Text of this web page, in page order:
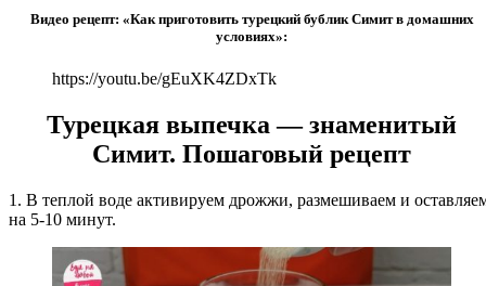
Видео рецепт: «Как приготовить турецкий бублик Симит в домашних
условиях»:
https://youtu.be/gEuXK4ZDxTk
Турецкая выпечка — знаменитый
Симит. Пошаговый рецепт
1. В теплой воде активируем дрожжи, размешиваем и
на 5-10 минут.